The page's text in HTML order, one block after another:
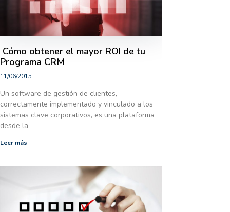
Cómo obtener el mayor ROI de tu
Programa CRM
11/06/2015
Un software de gestión de clientes,
correctamente implementado y vinculado a los
sistemas clave corporativos, es una plataforma
desde la
Leer más